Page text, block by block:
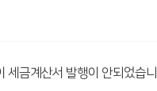
세금계산서 발행이 안되었습